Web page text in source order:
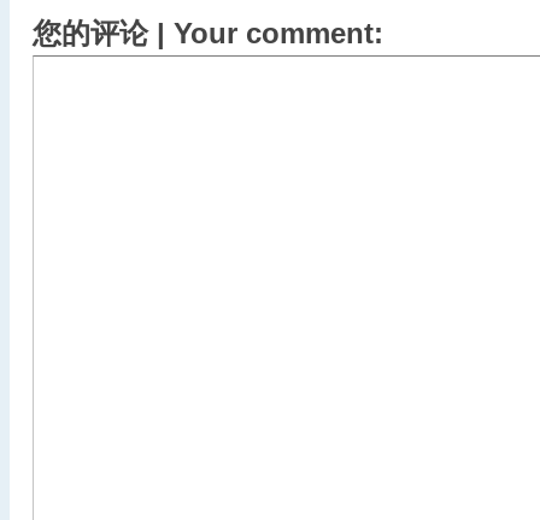
您的评论 | Your comment: